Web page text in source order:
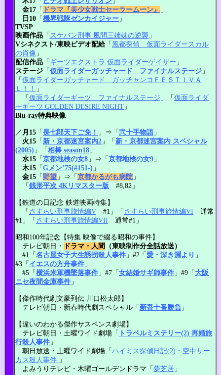
金17 「 ドラマ『美少女戦士セーラームーン』
」
日10 「機界戦隊ゼンカイジャー 」
TVSP
映画作品 「 スケバン刑事 風間三姉妹の逆襲 」
Vシネクスト/東映ビデオ配給「 風都探偵 仮面ライダースカル
の肖像 」
配信作品 「 ギーツエクストラ 仮面ライダーゲイザー 」
ステージ 「仮面ライダーガッチャード ファイナルステージ 」
「仮面ライダーガッチャード ガッチャンコＦＥＳＴＩＶＡ
Ｌ！！
」
「仮面ライダーギーツ ファイナルステージ 」「仮面ライダ
ーギーツ GOLDEN DESIRE NIGHT 」
Blu-ray特典映像
／ 月15 「長七郎天下ご免！ 」⇒「弐十手物語 」
火15 「 新・京都迷宮案内2 」「 新・京都迷宮案内 スペシャル
(2005) 」 「相棒 season18 」
水15 「京都地検の女8 」⇒「京都地検の女9 」
木15 「Gメン’75(#151-) 」
金15 「 野望 」⇒「京都かるがも病院 」
「銭形平次 4Kリマスター版 #8,82」
【鉄道の日記念 鉄道映画特集】
「 さすらい刑事旅情編V #1」「 さすらい刑事旅情編VI 通常
#1」「 さすらい刑事旅情編VII 通常#1」
昭和100年記念【特集 映像で綴る昭和の事件】
テレビ朝日・
ドラマ・人間
（東映制作分全話放送）
#1「名古屋女子大生誘拐殺人事件 」#2「愛・深き淵より 」
#3「 イエスの方舟事件 」
#5「横浜米軍機墜落事件 」#7「女結婚サギ師事件 」#9「 大阪
ニセ夜間金庫事件 」
【傑作時代劇文豪列伝 川口松太郎】
テレビ朝日・新春時代劇スペシャル「 新吾十番勝負 」
【違いのわかる傑作サスペンス劇場】
テレビ朝日・土曜ワイド劇場「 トラベルミステリー(2) 再婚旅
行殺人事件 」
朝日放送・土曜ワイド劇場「ハイミス探偵日記(2)・空中サー
カス殺人事件 」
よみうりテレビ・木曜ゴールデンドラマ「夢芝居 」